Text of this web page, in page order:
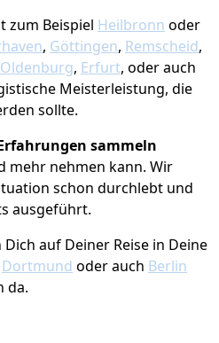
zum Beispiel Heilbronn oder
, Göttingen, Remscheid,
Oldenburg, Erfurt, oder auch
Meisterleistung, die
sollte.
sammeln
mehr nehmen kann. Wir
schon durchlebt und
ausgeführt.
auf Deiner Reise in Deine
Dortmund oder auch Berlin
da.